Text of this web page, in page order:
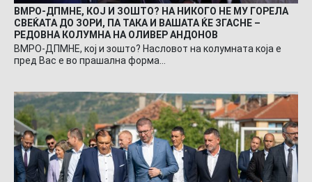
ВМРО-ДПМНЕ, КОЈ И ЗОШТО? НА НИКОГО НЕ МУ ГОРЕЛА
СВЕЌАТА ДО ЗОРИ, ПА ТАКА И ВАШАТА ЌЕ ЗГАСНЕ –
РЕДОВНА КОЛУМНА НА ОЛИВЕР АНДОНОВ
ВМРО-ДПМНЕ, кој и зошто? Насловот на колумната која е
пред Вас е во прашална форма…